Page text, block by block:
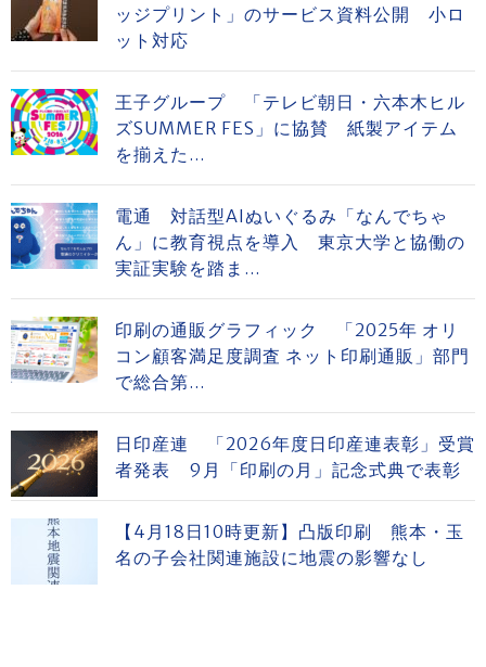
ッジプリント」のサービス資料公開 小ロ
ット対応
王子グループ 「テレビ朝日・六本木ヒル
ズSUMMER FES」に協賛 紙製アイテム
を揃えた...
電通 対話型AIぬいぐるみ「なんでちゃ
ん」に教育視点を導入 東京大学と協働の
実証実験を踏ま...
印刷の通販グラフィック 「2025年 オリ
コン顧客満足度調査 ネット印刷通販」部門
で総合第...
日印産連 「2026年度日印産連表彰」受賞
者発表 9月「印刷の月」記念式典で表彰
【4月18日10時更新】凸版印刷 熊本・玉
名の子会社関連施設に地震の影響なし